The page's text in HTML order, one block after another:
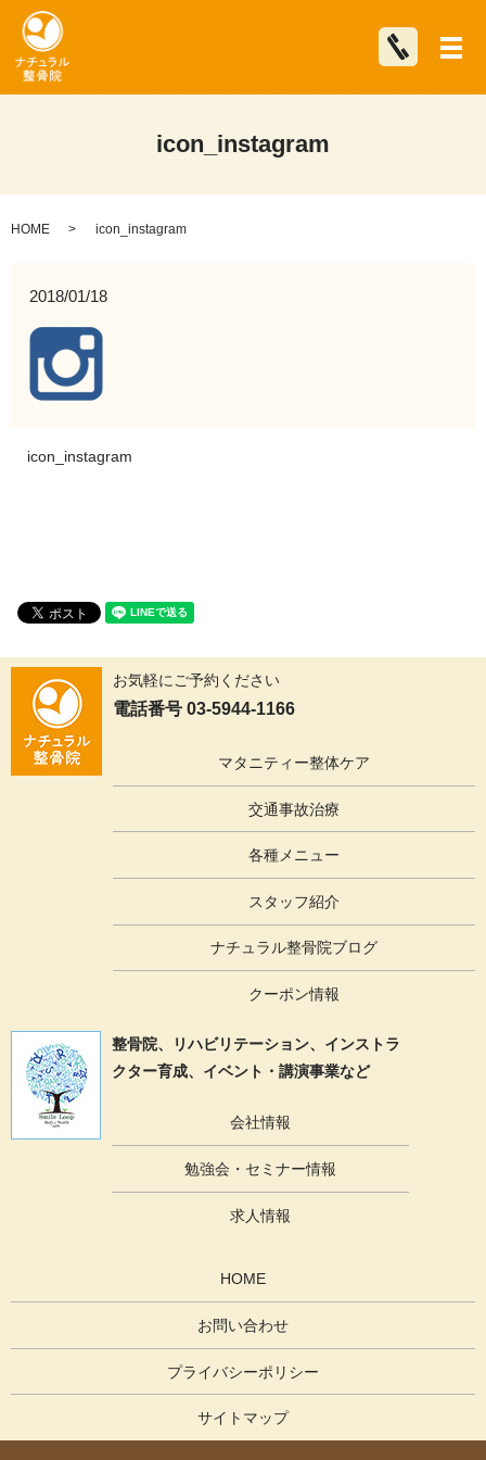
メ
icon_instagram
HOME icon_instagram
2018/01/18
icon_instagram
お気軽にご予約ください
電話番号 03-5944-1166
マタニティー整体ケア
交通事故治療
各種メニュー
スタッフ紹介
ナチュラル整骨院ブログ
クーポン情報
整骨院、リハビリテーション、 インストラ
クター育成、イベント・講演事業など
会社情報
勉強会・セミナー情報
求人情報
HOME
お問い合わせ
プライバシーポリシー
サイトマップ